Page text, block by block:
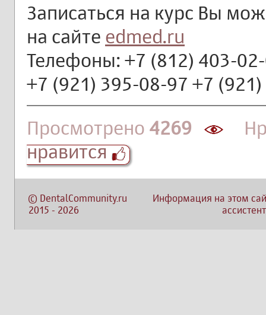
Записаться на курс Вы
на сайте edmed.ru
Телефоны: +7 (812) 403-
+7 (921) 395-08-97 +7
Просмотрено 4269
нравится
© DentalCommunity.ru
2015 - 2026
Информация на этом